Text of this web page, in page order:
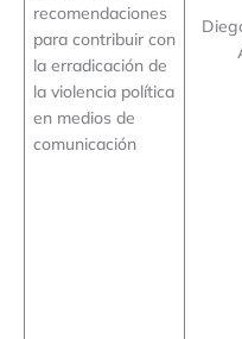
recomendaciones
para contribuir con
la erradicación de
la violencia política
en medios de
comunicación